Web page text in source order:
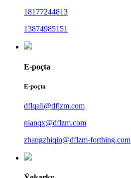
18177244813
13874985151
E-poçta
E-poçta
dflqali@dflzm.com
nianqx@dflzm.com
zhangzhiqin@dflzm-forthing.com